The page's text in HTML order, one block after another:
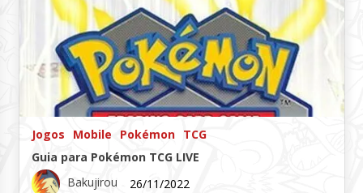
Jogos Mobile Pokémon
TCG
Guia para Pokémon TCG LIVE
Bakujirou
26/11/2022